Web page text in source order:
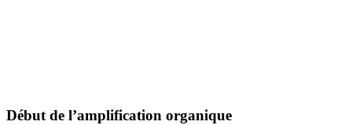
Début de l’amplification organique